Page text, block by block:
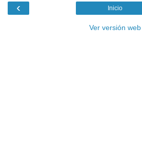
‹ Inicio
Ver versión web